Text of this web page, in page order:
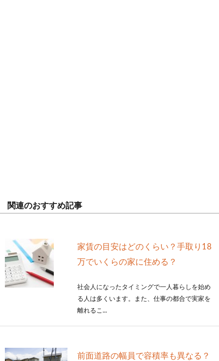
関連のおすすめ記事
家賃の目安はどのくらい？手取り18
万でいくらの家に住める？
社会人になったタイミングで一人暮らしを始め
る人は多くいます。また、仕事の都合で実家を
離れるこ...
前面道路の幅員で容積率も異なる？